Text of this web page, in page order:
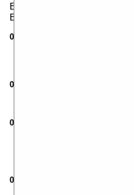
Вам показаны только
Важная информация может
05.12.2006
тяпнул метанольчика и
05.12.2006
Я поражен! Не знаю что
05.12.2006
08.12.2006
Не-а. У него просто